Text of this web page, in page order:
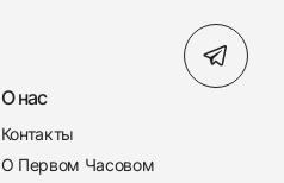
О нас
Контакты
О Первом Часовом